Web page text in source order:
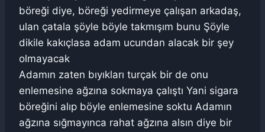
böreği diye, böreği yedirmeye çalışan arkadaş,
ulan çatala şöyle böyle takmışım bunu Şöyle
dikile kakıçlasa adam ucundan alacak bir şey
olmayacak
Adamın zaten bıyıkları turçak bir de onu
enlemesine ağzına sokmaya çalıştı Yani sigara
böreğini alıp böyle enlemesine soktu Adamın
ağzına sığmayınca rahat ağzına alsın diye bir